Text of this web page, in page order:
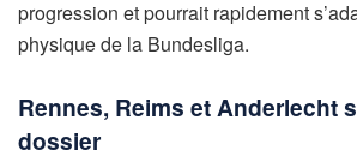
progression et pourrait rapidement
physique de la Bundesliga.
Rennes, Reims et Anderlecht
dossier